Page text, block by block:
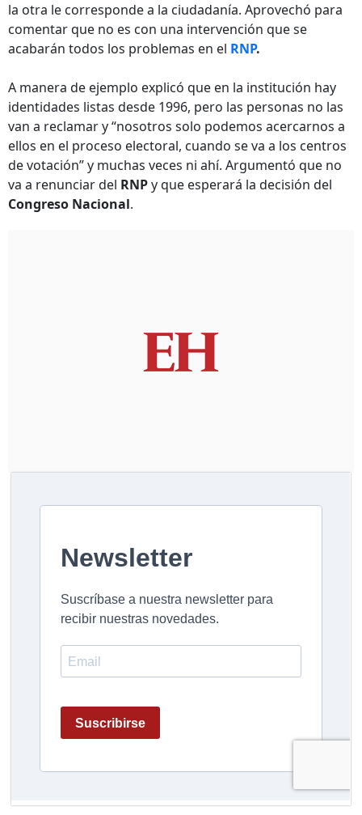
la otra le corresponde a la ciudadanía. Aprovechó para
comentar que no es con una intervención que se
acabarán todos los problemas en el RNP.
A manera de ejemplo explicó que en la institución hay
identidades listas desde 1996, pero las personas no las
van a reclamar y “nosotros solo podemos acercarnos a
ellos en el proceso electoral, cuando se va a los centros
de votación” y muchas veces ni ahí. Argumentó que no
va a renunciar del RNPy que esperará la decisión del
Congreso Nacional.